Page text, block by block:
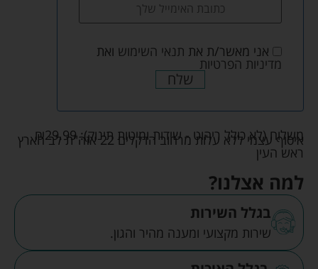
אני מאשר/ת את תנאי השימוש ואת
מדיניות הפרטיות
שלח
משלוח (לא כולל ריהוט - שידות ומיטות תינוק): ₪29.99
איסוף עצמי ללא עלות מרחוב הדקלים 22 אזה"ת לב הארץ
ראש העין
למה אצלנו?
בגלל השירות
שירות מקצועי ומענה מהיר והגון.